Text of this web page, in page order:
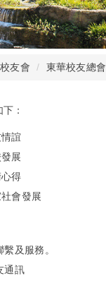
友會 東華校友總會
：
誼
展
得
會發展
及服務。
通訊